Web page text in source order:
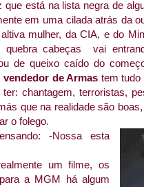
está na lista negra de
em uma cilada atrás da
mulher, da CIA, e do
quebra cabeças vai
de queixo caído do
vendedor de Armas tem tudo
chantagem, terroristas,
que na realidade são
o folego.
-Nossa esta
um filme, os
a MGM há algum